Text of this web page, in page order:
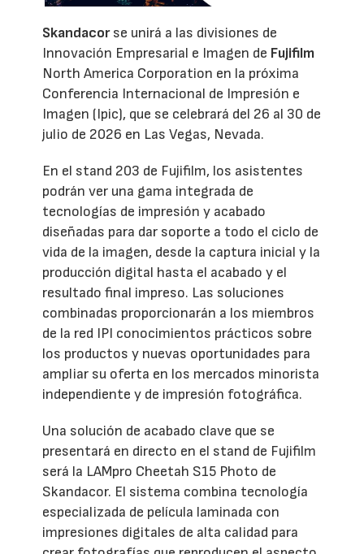
Skandacorse unirá a las divisiones de
Innovación Empresarial e Imagen de Fujifilm
North America Corporation en la próxima
Conferencia Internacional de Impresión e
Imagen (Ipic), que se celebrará del 26 al 30 de
julio de 2026 en Las Vegas, Nevada.
En el stand 203 de Fujifilm, los asistentes
podrán ver una gama integrada de
tecnologías de impresión y acabado
diseñadas para dar soporte a todo el ciclo de
vida de la imagen, desde la captura inicial y la
producción digital hasta el acabado y el
resultado final impreso. Las soluciones
combinadas proporcionarán a los miembros
de la red IPI conocimientos prácticos sobre
los productos y nuevas oportunidades para
ampliar su oferta en los mercados minorista
independiente y de impresión fotográfica.
Una solución de acabado clave que se
presentará en directo en el stand de Fujifilm
será la LAMpro Cheetah S15 Photo de
Skandacor. El sistema combina tecnología
especializada de película laminada con
impresiones digitales de alta calidad para